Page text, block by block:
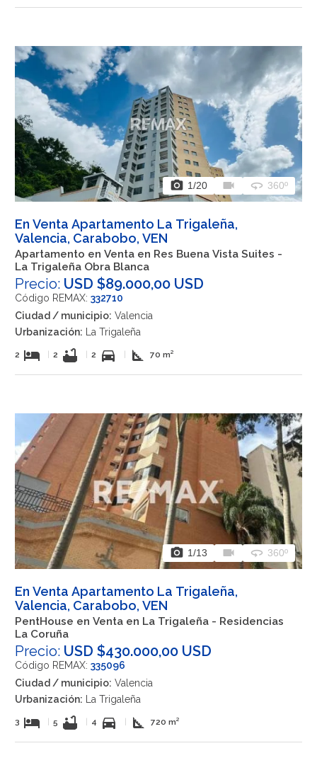
photo_camera 1/20 videocam 360 360º
En Venta Apartamento La Trigaleña,
Valencia, Carabobo, VEN
Apartamento en Venta en Res Buena Vista Suites -
La Trigaleña Obra Blanca
Precio: USD $89.000,00 USD
Código REMAX: 332710
Ciudad / municipio: Valencia
Urbanización: La Trigaleña
2 hotel 2 bathtub 2 directions_car square_foot 70 m²
photo_camera 1/13 videocam 360 360º
En Venta Apartamento La Trigaleña,
Valencia, Carabobo, VEN
PentHouse en Venta en La Trigaleña - Residencias
La Coruña
Precio: USD $430.000,00 USD
Código REMAX: 335096
Ciudad / municipio: Valencia
Urbanización: La Trigaleña
3 hotel 5 bathtub 4 directions_car square_foot 720 m²